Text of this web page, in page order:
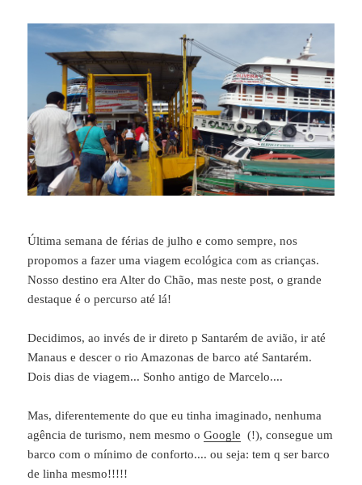
Última semana de férias de julho e como sempre, nos
propomos a fazer uma viagem ecológica com as crianças.
Nosso destino era Alter do Chão, mas neste post, o grande
destaque é o percurso até lá!
Decidimos, ao invés de ir direto p Santarém de avião, ir até
Manaus e descer o rio Amazonas de barco até Santarém.
Dois dias de viagem... Sonho antigo de Marcelo....
Mas, diferentemente do que eu tinha imaginado, nenhuma
agência de turismo, nem mesmo oGoogle (!), consegue um
barco com o mínimo de conforto.... ou seja: tem q ser barco
de linha mesmo!!!!!